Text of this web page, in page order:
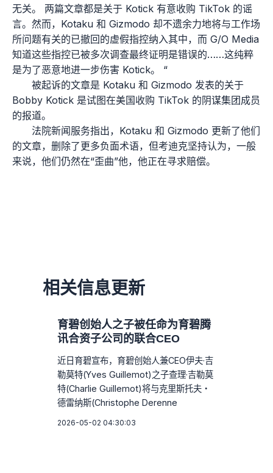
无关。 两篇文章都是关于 Kotick 有意收购 TikTok 的谣
言。然而，Kotaku 和 Gizmodo 却不遗余力地将与工作场
所问题有关的已撤回的虚假指控纳入其中，而 G/O Media
知道这些指控已被多次调查最终证明是错误的……这纯粹
是为了恶意地进一步伤害 Kotick。 “
被起诉的文章是 Kotaku 和 Gizmodo 发表的关于
Bobby Kotick 是试图在美国收购 TikTok 的阴谋集团成员
的报道。
法院新闻服务指出，Kotaku 和 Gizmodo 更新了他们
的文章，删除了更多负面术语，但考迪克坚持认为，一般
来说，他们仍然在“歪曲”他，他正在寻求赔偿。
相关信息更新
育碧创始人之子被任命为育碧腾
讯合资子公司的联合CEO
近日育碧宣布，育碧创始人兼CEO伊夫·吉
勒莫特(Yves Guillemot)之子查理·吉勒莫
特(Charlie Guillemot)将与克里斯托夫・
德雷纳斯(Christophe Derenne
2026-05-02 04:30:03